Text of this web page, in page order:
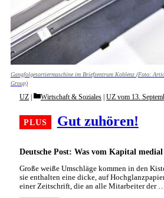
Gangfolgesortiermaschine im Briefzentrum Koblenz (Foto:
Group)
Deutsche Post: Was vom Kapital
Gut zuhören!
UZ Categories
Wirtschaft & Soziales | UZ vom 13.
Große weiße Umschläge kommen in den
sie enthalten eine dicke, auf
einer Zeitschrift, die an alle Mitarbeiter der